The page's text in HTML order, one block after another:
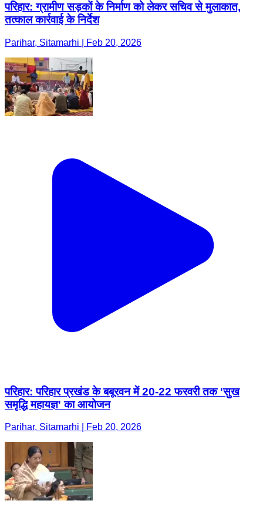
परिहार: ग्रामीण सड़कों के निर्माण को लेकर सचिव से मुलाकात,
तत्काल कार्रवाई के निर्देश
Parihar, Sitamarhi | Feb 20, 2026
परिहार: परिहार प्रखंड के बबूरवन में 20-22 फरवरी तक 'सुख
समृद्धि महायज्ञ' का आयोजन
Parihar, Sitamarhi | Feb 20, 2026